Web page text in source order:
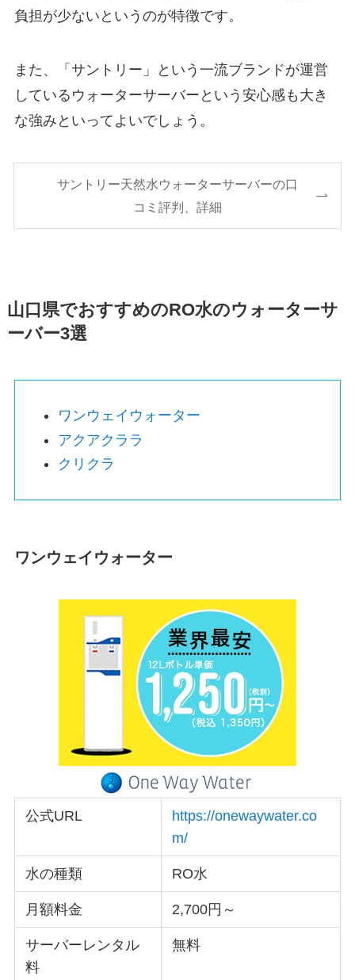
負担が少ないというのが特徴です。
また、「サントリー」という一流ブランドが運営
しているウォーターサーバーという安心感も大き
な強みといってよいでしょう。
サントリー天然水ウォーターサーバーの口
コミ評判、詳細
山口県でおすすめのRO水のウォーターサ
ーバー3選
ワンウェイウォーター
アクアクララ
クリクラ
ワンウェイウォーター
公式URL
https://onewaywater.co
m/
水の種類 RO水
月額料金 2,700円～
サーバーレンタル
料
無料